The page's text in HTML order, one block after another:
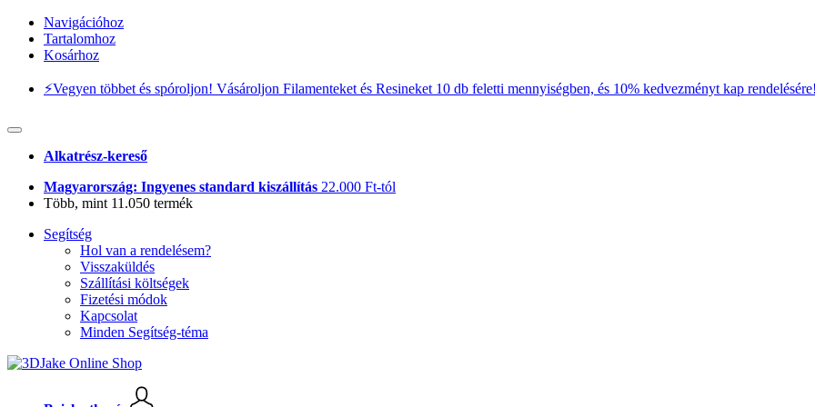
Navigációhoz
Tartalomhoz
Kosárhoz
⚡️Vegyen többet és spóroljon! Vásároljon Filamenteket és Resineket 10 db feletti mennyiségben, és 10% kedvezményt kap
Alkatrész-kereső
Magyarország: Ingyenes standard kiszállítás 22.000 Ft-tól
Több, mint 11.050 termék
Segítség
Hol van a rendelésem?
Visszaküldés
Szállítási költségek
Fizetési módok
Kapcsolat
Minden Segítség-téma